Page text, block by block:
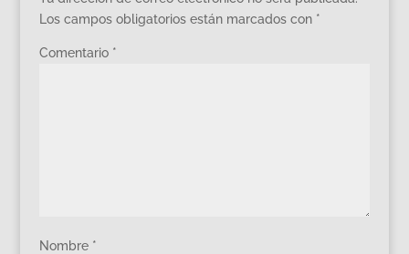
Los campos obligatorios están marcados con *
Comentario *
Nombre *